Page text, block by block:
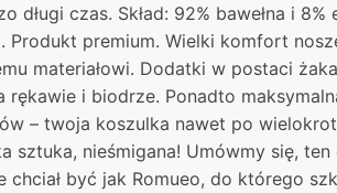
długi czas. Skład: 92% bawełna i 8%
Produkt premium. Wielki komfort
materiałowi. Dodatki w postaci
rękawie i biodrze. Ponadto
– twoja koszulka nawet po
sztuka, nieśmigana! Umówmy się, ten
chciał być jak Romueo, do którego